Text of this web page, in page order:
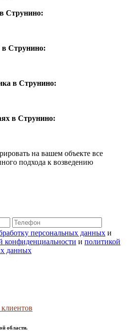
Струнино:
в Струнино:
в Струнино:
в Струнино:
на вашем объекте все
подхода к возведению
персональных данных и
конфиденциальности и политикой
данных
области.